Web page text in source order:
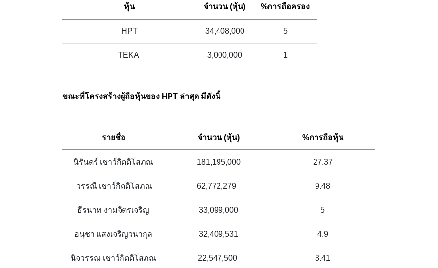
หุ้น จำนวน (หุ้น) %การถือครอง
HPT 34,408,000 5
TEKA 3,000,000 1
ขณะที่โครงสร้างผู้ถือหุ้นของ HPT ล่าสุด มีดังนี้
รายชื่อ จำนวน (หุ้น) %การถือหุ้น
นิรันดร์ เชาว์กิตติโสภณ 181,195,000 27.37
วรรณี เชาว์กิตติโสภณ 62,772,279 9.48
ธีรนาท งามจิตรเจริญ 33,099,000 5
อนุชา แสงเจริญวนากุล 32,409,531 4.9
นิจวรรณ เชาว์กิตติโสภณ 22,547,500 3.41